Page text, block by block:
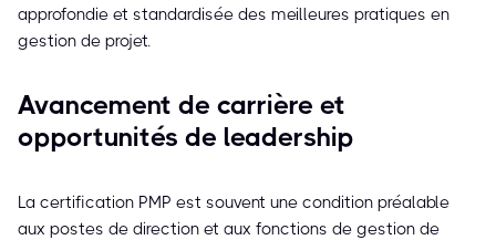
approfondie et standardisée des meilleures pratiques en
gestion de projet.
Avancement de carrière et
opportunités de leadership
La certification PMP est souvent une condition préalable
aux postes de direction et aux fonctions de gestion de